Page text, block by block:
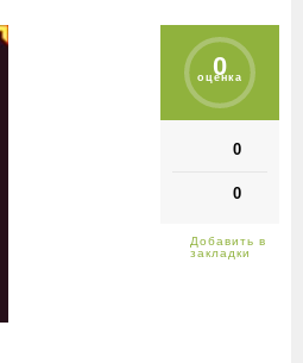
0
оценка
0
0